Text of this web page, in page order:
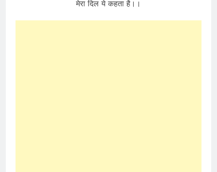
मेरा दिल ये कहता है।।